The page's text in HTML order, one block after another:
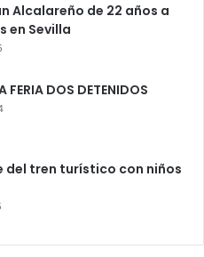
Alcalareño de 22 años a
en Sevilla
FERIA DOS DETENIDOS
del tren turístico con niños